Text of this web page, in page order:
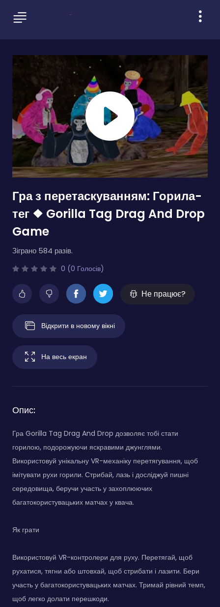
Гра з перетаскуванням: Горила-
тег ❖ Gorilla Tag Drag And Drop
Game
Зіграно 584 разів.
0 (0 Голосів)
Не працює?
Відкрити в новому вікні
На весь екран
Опис:
Гра Gorilla Tag Drag And Drop дозволяє тобі стати
горилою, подорожуючи яскравими джунглями.
Використовуй унікальну VR-механіку перетягування, щоб
імітувати рухи горили. Стрибай, лазь і досліджуй пишні
середовища, беручи участь у захоплюючих
багатокористувацьких матчах у квача.
Як грати
Використовуй VR-контролери для руху. Перетягай, щоб
рухатися, тягни або штовхай, щоб стрибати і лазити. Бери
участь у багатокористувацьких матчах. Тримай рівний темп,
щоб легко долати перешкоди.